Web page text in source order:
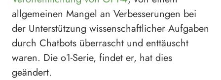
allgemeinen Mangel an Verbesserungen bei
der Unterstützung wissenschaftlicher Aufgaben
durch Chatbots überrascht und enttäuscht
waren. Die o1-Serie, findet er, hat dies
geändert.